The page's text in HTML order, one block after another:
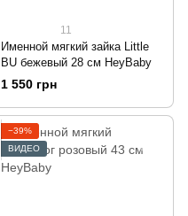
11
Именной мягкий зайка Little
BU бежевый 28 см HeyBaby
1 550 грн
−39%
ВИДЕО